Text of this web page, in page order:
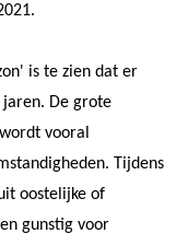
is te zien dat er
De grote
vooral
Tijdens
oostelijke of
gunstig voor